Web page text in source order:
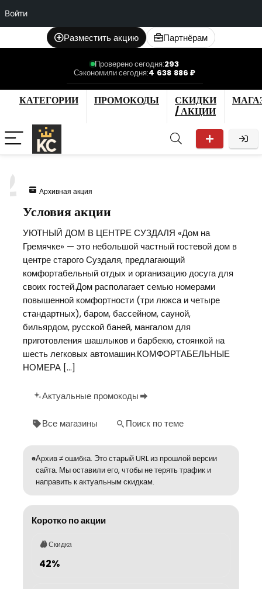
Войти
Разместить акцию Партнёрам
Проверено сегодня:293
Сэкономили сегодня:4 638 886 ₽
КАТЕГОРИИ ПРОМОКОДЫ
СКИДКИ
/ АКЦИИ
Архивная акция
Условия акции
УЮТНЫЙ ДОМ В ЦЕНТРЕ СУЗДАЛЯ «Дом на
Гремячке» — это небольшой частный гостевой дом в
центре старого Суздаля, предлагающий
комфортабельный отдых и организацию досуга для
своих гостей.Дом располагает семью номерами
повышенной комфортности (три люкса и четыре
стандартных), баром, бассейном, сауной,
бильярдом, русской баней, мангалом для
приготовления шашлыков и барбекю, стоянкой на
шесть легковых автомашин.КОМФОРТАБЕЛЬНЫЕ
НОМЕРА […]
Актуальные промокоды
Все магазины Поиск по теме
Архив ≠ ошибка. Это старый URL из прошлой версии
сайта. Мы оставили его, чтобы не терять трафик и
направить к актуальным скидкам.
Коротко по акции
Скидка
42%